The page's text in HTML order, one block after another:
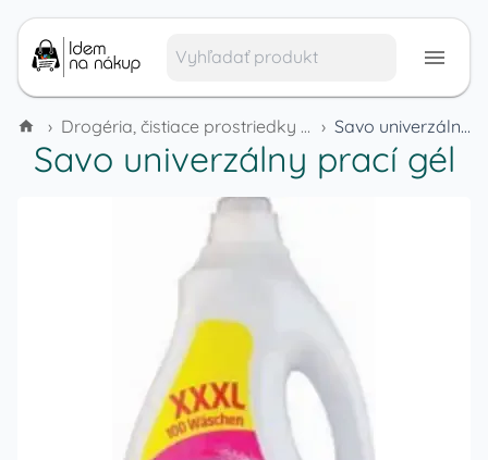
› Drogéria, čistiace prostriedky a domáca chémia › Savo univerzálny prací gél
Savo univerzálny prací gél